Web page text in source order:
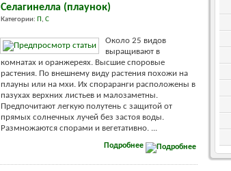
Селагинелла (плаунок)
Категории: П , С
Около 25 видов
выращивают в
комнатах и оранжереях. Высшие споровые
растения. По внешнему виду растения похожи на
плауны или на мхи. Их спораранги расположены в
пазухах верхних листьев и малозаметны.
Предпочитают легкую полутень с защитой от
прямых солнечных лучей без застоя воды.
Размножаются спорами и вегетативно. ...
Подробнее